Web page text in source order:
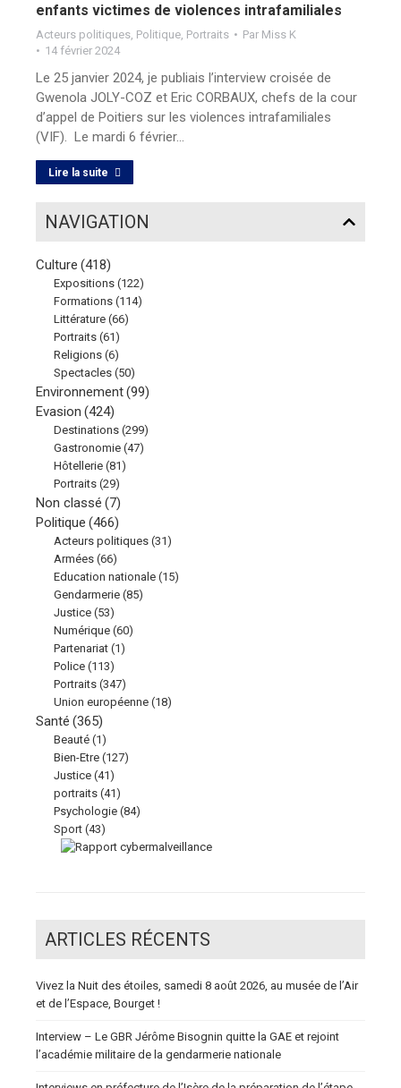
enfants victimes de violences intrafamiliales
Acteurs politiques, Politique, Portraits Par Miss K
14 février 2024
Le 25 janvier 2024, je publiais l’interview croisée de
Gwenola JOLY-COZ et Eric CORBAUX, chefs de la cour
d’appel de Poitiers sur les violences intrafamiliales
(VIF). Le mardi 6 février…
Lire la suite
NAVIGATION
Culture (418)
Expositions (122)
Formations (114)
Littérature (66)
Portraits (61)
Religions (6)
Spectacles (50)
Environnement(99)
Evasion (424)
Destinations (299)
Gastronomie (47)
Hôtellerie (81)
Portraits (29)
Non classé (7)
Politique (466)
Acteurs politiques (31)
Armées (66)
Education nationale (15)
Gendarmerie (85)
Justice (53)
Numérique (60)
Partenariat (1)
Police (113)
Portraits (347)
Union européenne (18)
Santé (365)
Beauté (1)
Bien-Etre (127)
Justice (41)
portraits (41)
Psychologie (84)
Sport (43)
ARTICLES RÉCENTS
Vivez la Nuit des étoiles, samedi 8 août 2026, au musée de l’Air
et de l’Espace, Bourget !
Interview – Le GBR Jérôme Bisognin quitte la GAE et rejoint
l’académie militaire de la gendarmerie nationale